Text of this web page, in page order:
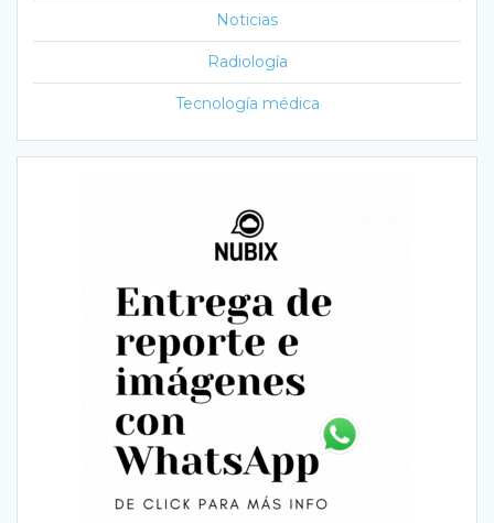
Noticias
Radiología
Tecnología médica